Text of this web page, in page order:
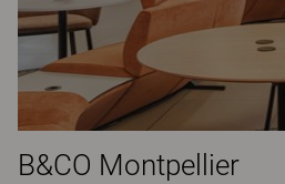
B&CO Montpellier